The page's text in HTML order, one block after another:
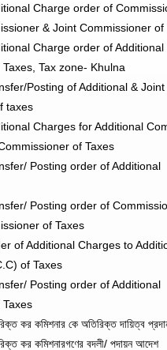
Charge order of
& Joint Commissioner of
Charge order of Additional
Tax zone- Khulna
Posting of Additional & Joint
taxes
Charges for Additional
of Taxes
Posting order of Additional
Posting order of
of Taxes
of Additional Charges to
of Taxes
Posting order of Additional
কর কমিশনার কে অতিরিক্ত দায়িত্ব
কর কমিশনারগণের বদলী/ পদায়ন আদেশ